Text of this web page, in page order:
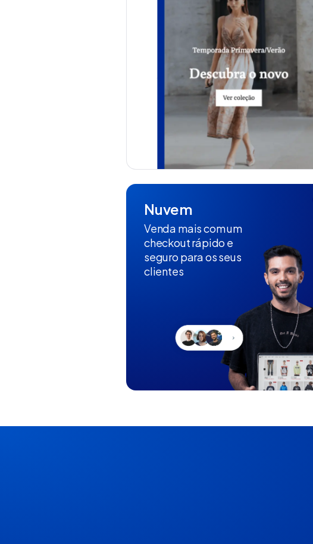
Nuvem
Venda mais com um
checkout rápido e
seguro para os seus
clientes